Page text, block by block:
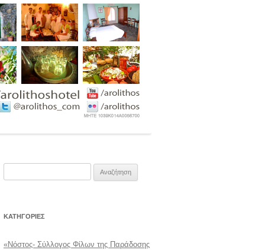
KΑΤΗΓΟΡΊΕΣ
«Νόστος- Σύλλογος Φίλων της Παράδοσης